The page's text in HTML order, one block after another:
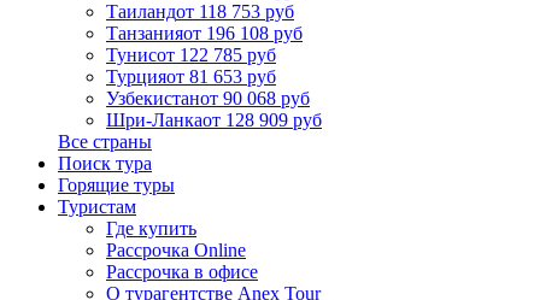
Таиландот 118 753 руб
Танзанияот 196 108 руб
Тунисот 122 785 руб
Турцияот 81 653 руб
Узбекистанот 90 068 руб
Шри-Ланкаот 128 909 руб
Все страны
Поиск тура
Горящие туры
Туристам
Где купить
Рассрочка Online
Рассрочка в офисе
О турагентстве Anex Tour